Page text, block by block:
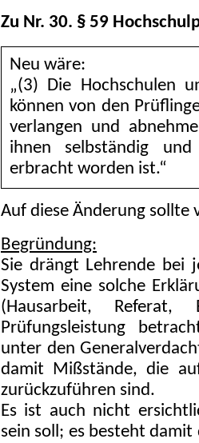
Zu Nr. 30. § 59
Neu wäre:
„(3) Die Hochschulen
können von den
verlangen und
ihnen selbständig
erbracht worden ist.“
Auf diese Änderung sollte
Begründung:
Sie drängt Lehrende bei
System eine solche
(Hausarbeit, Referat,
Prüfungsleistung
unter den
damit Mißstände, die
zurückzuführen sind.
Es ist auch nicht
sein soll; es besteht damit